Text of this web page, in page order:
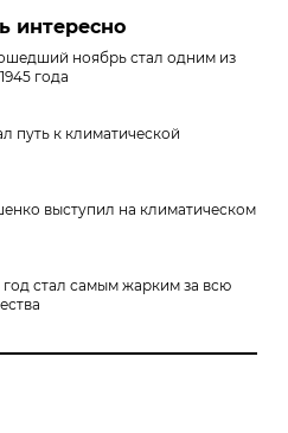
интересно
ноябрь стал одним из
года
путь к климатической
выступил на климатическом
стал самым жарким за всю